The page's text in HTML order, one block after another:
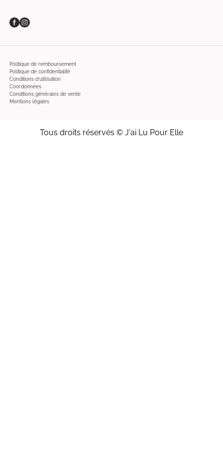
Politique de remboursement
Politique de confidentialité
Conditions d’utilisation
Coordonnées
Conditions générales de vente
Mentions légales
Tous droits réservés © J'ai Lu Pour Elle